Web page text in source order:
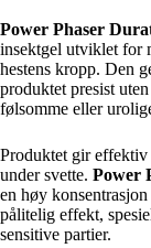
Power Phaser
insektgel utviklet for
hestens kropp. Den
produktet presist
følsomme eller
Produktet gir
under svette. Power
en høy
pålitelig effekt,
sensitive partier.